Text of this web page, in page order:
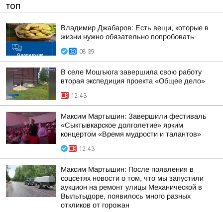
ТОП
Владимир Джабаров: Есть вещи, которые в
жизни нужно обязательно попробовать
08:39
В селе Мошъюга завершила свою работу
вторая экспедиция проекта «Общее дело»
12:43
Максим Мартышин: Завершили фестиваль
«Сыктывкарское долголетие» ярким
концертом «Время мудрости и талантов»
12:43
Максим Мартышин: После появления в
соцсетях новости о том, что мы запустили
аукцион на ремонт улицы Механической в
Выльтыдоре, появилось много разных
откликов от горожан